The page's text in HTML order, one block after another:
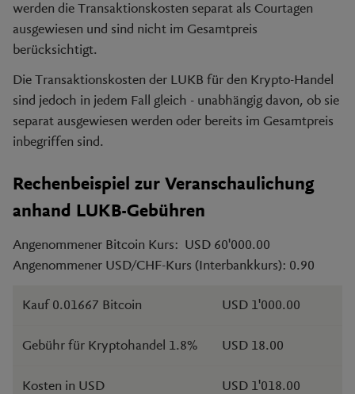
werden die Transaktionskosten separat als Courtagen
ausgewiesen und sind nicht im Gesamtpreis
berücksichtigt.
Die Transaktionskosten der LUKB für den Krypto-Handel
sind jedoch in jedem Fall gleich - unabhängig davon, ob sie
separat ausgewiesen werden oder bereits im Gesamtpreis
inbegriffen sind.
Rechenbeispiel zur Veranschaulichung
anhand LUKB-Gebühren
Angenommener Bitcoin Kurs: USD 60'000.00
Angenommener USD/CHF-Kurs (Interbankkurs): 0.90
Kauf 0.01667 Bitcoin USD 1'000.00
Gebühr für Kryptohandel 1.8% USD 18.00
Kosten in USD USD 1'018.00